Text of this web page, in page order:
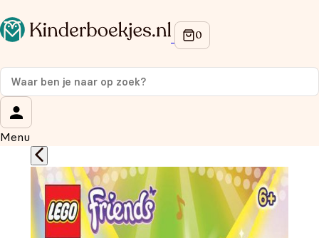
Menu
Op de hoogte blijven van onze acties?
Meld je aan voor onze nieuwsbrief en ontvang
korting
Wat is je voornaam?
Wat is je e-mailadres?*
Aanmelden